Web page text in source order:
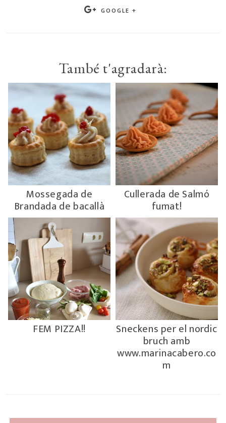
GOOGLE +
També t'agradarà:
Mossegada de
Brandada de bacallà
Cullerada de Salmó
fumat!
FEM PIZZA!! Sneckens per el nordic
bruch amb
www.marinacabero.co
m